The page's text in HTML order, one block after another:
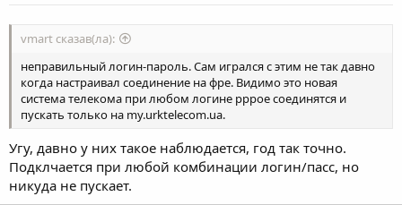
vmart сказав(ла):
неправильный логин-пароль. Сам игрался с этим не так давно
когда настраивал соединение на фре. Видимо это новая
система телекома при любом логине pppoe соединятся и
пускать только на my.urktelecom.ua.
Угу, давно у них такое наблюдается, год так точно.
Подклчается при любой комбинации логин/пасс, но
никуда не пускает.